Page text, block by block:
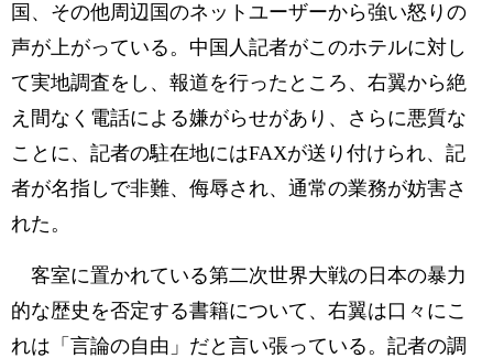
国、その他周辺国のネットユーザーから強い怒りの
声が上がっている。中国人記者がこのホテルに対し
て実地調査をし、報道を行ったところ、右翼から絶
え間なく電話による嫌がらせがあり、さらに悪質な
ことに、記者の駐在地にはFAXが送り付けられ、記
者が名指しで非難、侮辱され、通常の業務が妨害さ
れた。
客室に置かれている第二次世界大戦の日本の暴力
的な歴史を否定する書籍について、右翼は口々にこ
れは「言論の自由」だと言い張っている。記者の調